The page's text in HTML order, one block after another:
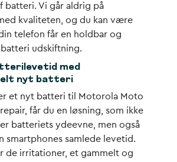
batteri. Vi går aldrig på
kvaliteten, og du kan være
telefon får en holdbar og
udskiftning.
med
nyt batteri
et nyt batteri til Motorola Moto
får du en løsning, som ikke
batteriets ydeevne, men også
smartphones samlede levetid.
de irritationer, et gammelt og